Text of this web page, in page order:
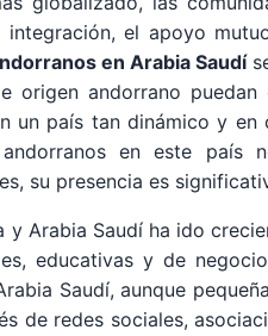
el apoyo
en Arabia Saudí
origen andorrano
un país tan dinámico y en
en este país
su presencia es
y Arabia Saudí ha ido
educativas y de
Saudí, aunque
de redes sociales,